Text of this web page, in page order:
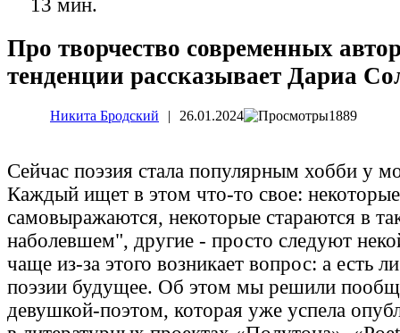
13 мин.
Про творчество современных
тенденции рассказывает Дариа
Никита Бродский | 26.01.2024 1889
Сейчас поэзия стала популярным хобби у
Каждый ищет в этом что-то свое:
самовыражаются, некоторые стараются в
наболевшем", другие - просто следуют
чаще из-за этого возникает вопрос: а есть
поэзии будущее. Об этом мы решили
девушкой-поэтом, которая уже успела